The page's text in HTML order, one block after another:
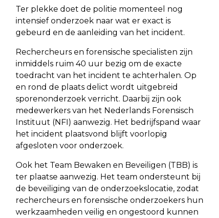
Ter plekke doet de politie momenteel nog
intensief onderzoek naar wat er exact is
gebeurd en de aanleiding van het incident.
Rechercheurs en forensische specialisten zijn
inmiddels ruim 40 uur bezig om de exacte
toedracht van het incident te achterhalen. Op
en rond de plaats delict wordt uitgebreid
sporenonderzoek verricht. Daarbij zijn ook
medewerkers van het Nederlands Forensisch
Instituut (NFI) aanwezig. Het bedrijfspand waar
het incident plaatsvond blijft voorlopig
afgesloten voor onderzoek.
Ook het Team Bewaken en Beveiligen (TBB) is
ter plaatse aanwezig. Het team ondersteunt bij
de beveiliging van de onderzoekslocatie, zodat
rechercheurs en forensische onderzoekers hun
werkzaamheden veilig en ongestoord kunnen